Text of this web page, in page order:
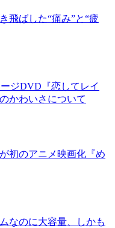
飛ばした“痛み”と“疲
ジDVD『恋してレイ
かわいさについて
初のアニメ映画化『め
なのに大容量、しかも